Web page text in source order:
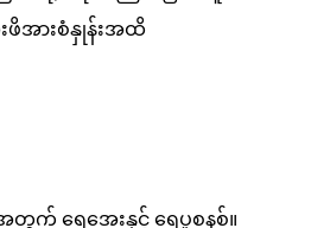
ဖိအားစံနှုန်းအထိ
တွက် ရေအေးနှင့် ရေပူစနစ်။